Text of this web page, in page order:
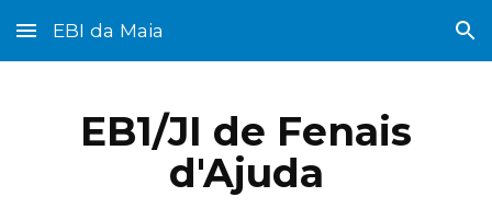
Skip to main content Skip to navigation
EBI da Maia
EB1/JI de Fenais
d'Ajuda